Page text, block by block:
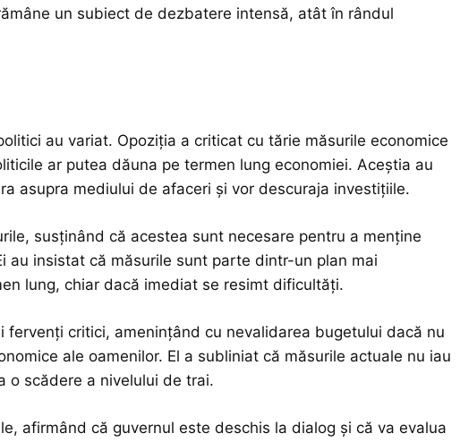
un subiect de dezbatere intensă, atât în rândul
au variat. Opoziția a criticat cu tărie măsurile economice
ar putea dăuna pe termen lung economiei. Aceștia au
asupra mediului de afaceri și vor descuraja investițiile.
susținând că acestea sunt necesare pentru a menține
au insistat că măsurile sunt parte dintr-un plan mai
lung, chiar dacă imediat se resimt dificultăți.
critici, amenințând cu nevalidarea bugetului dacă nu
ale oamenilor. El a subliniat că măsurile actuale nu iau
o scădere a nivelului de trai.
afirmând că guvernul este deschis la dialog și că va evalua